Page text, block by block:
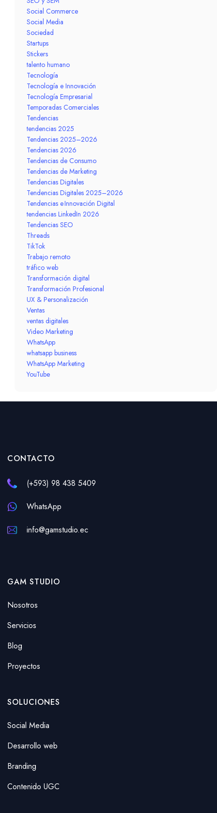
Social Commerce
Social Media
Sociedad
Startups
Stickers
talento humano
Tecnología
Tecnología e Innovación
Tecnología Empresarial
Temporadas Comerciales
Tendencias
tendencias 2025
Tendencias 2025–2026
Tendencias 2026
Tendencias de Consumo
Tendencias de Marketing
Tendencias Digitales
Tendencias Digitales 2025–2026
Tendencias e Innovación Digital
tendencias LinkedIn 2026
Tendencias SEO
Threads
TikTok
Trabajo remoto
tráfico web
Transformación digital
Transformación Profesional
UX & Personalización
Ventas
ventas digitales
Video Marketing
WhatsApp
whatsapp business
WhatsApp Marketing
YouTube
CONTACTO
(+593) 98 438 5409
WhatsApp
info@gamstudio.ec
GAM STUDIO
Nosotros
Servicios
Blog
Proyectos
SOLUCIONES
Social Media
Desarrollo web
Branding
Contenido UGC